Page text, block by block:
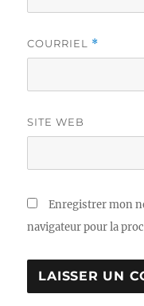
COURRIEL *
SITE WEB
Enregistrer mon
navigateur pour la